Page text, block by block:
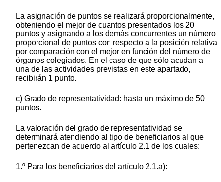
La asignación de puntos se realizará proporcionalmente,
obteniendo el mejor de cuantos presentados los 20
puntos y asignando a los demás concurrentes un número
proporcional de puntos con respecto a la posición relativa
por comparación con el mejor en función del número de
órganos colegiados. En el caso de que sólo acudan a
una de las actividades previstas en este apartado,
recibirán 1 punto.
c) Grado de representatividad: hasta un máximo de 50
puntos.
La valoración del grado de representatividad se
determinará atendiendo al tipo de beneficiarios al que
pertenezcan de acuerdo al artículo 2.1 de los cuales:
1.º Para los beneficiarios del artículo 2.1.a):